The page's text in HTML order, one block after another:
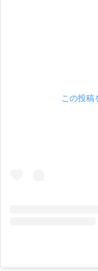
この投稿